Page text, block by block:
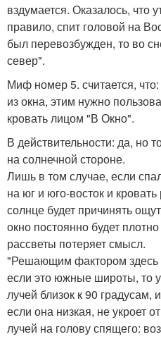
вздумается. Оказалось, что
правило, спит головой на
был перевозбужден, то во
север".
Миф номер 5. считается,
из окна, этим нужно
кровать лицом "В Окно".
В действительности: да, но
на солнечной стороне.
Лишь в том случае, если
на юг и юго-восток и
солнце будет причинять
окно постоянно будет
рассветы потеряет смысл.
"Решающим фактором здесь
если это южные широты, то
лучей близок к 90 градусам,
если она низкая, не укроет
лучей на голову спящего: